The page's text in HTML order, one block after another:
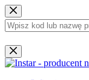
Przejdź
do
treści
Brak
wyników